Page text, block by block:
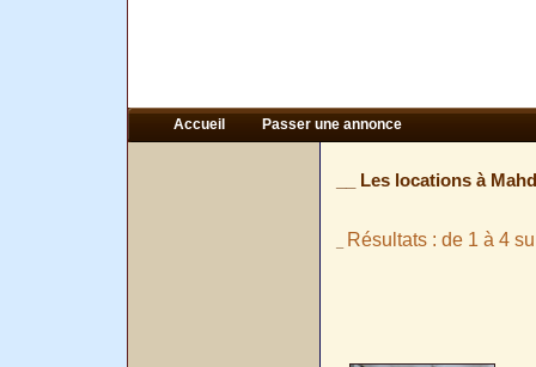
Accueil Passer une annonce
__ Les locations à
Résultats : de 1 à 4